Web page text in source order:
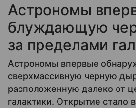
Астрономы
блуждающую
за пределами
Астрономы впервые
сверхмассивную черную
расположенную далеко от
галактики. Открытие стало